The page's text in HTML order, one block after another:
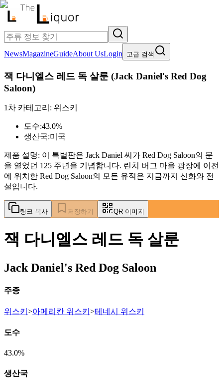
NewsMagazineGuideAbout UsLogin 고급 검색
잭 다니엘스 레드 독 살룬 (Jack Daniel's Red Dog
Saloon)
1차 카테고리: 위스키
도수:43.0%
생산국:미국
제품 설명: 이 특별판은 Jack Daniel 씨가 Red Dog Saloon의 문
을 열었던 125 주년을 기념합니다. 린치 버그 마을 광장에 이전
에 위치한 Red Dog Saloon의 모든 유적은 지금까지 신화와 전
설입니다.
링크 복사 저장하기 QR 이미지
잭 다니엘스 레드 독 살룬
Jack Daniel's Red Dog Saloon
주종
위스키 >아메리칸 위스키 >테네시 위스키
도수
43.0%
생산국